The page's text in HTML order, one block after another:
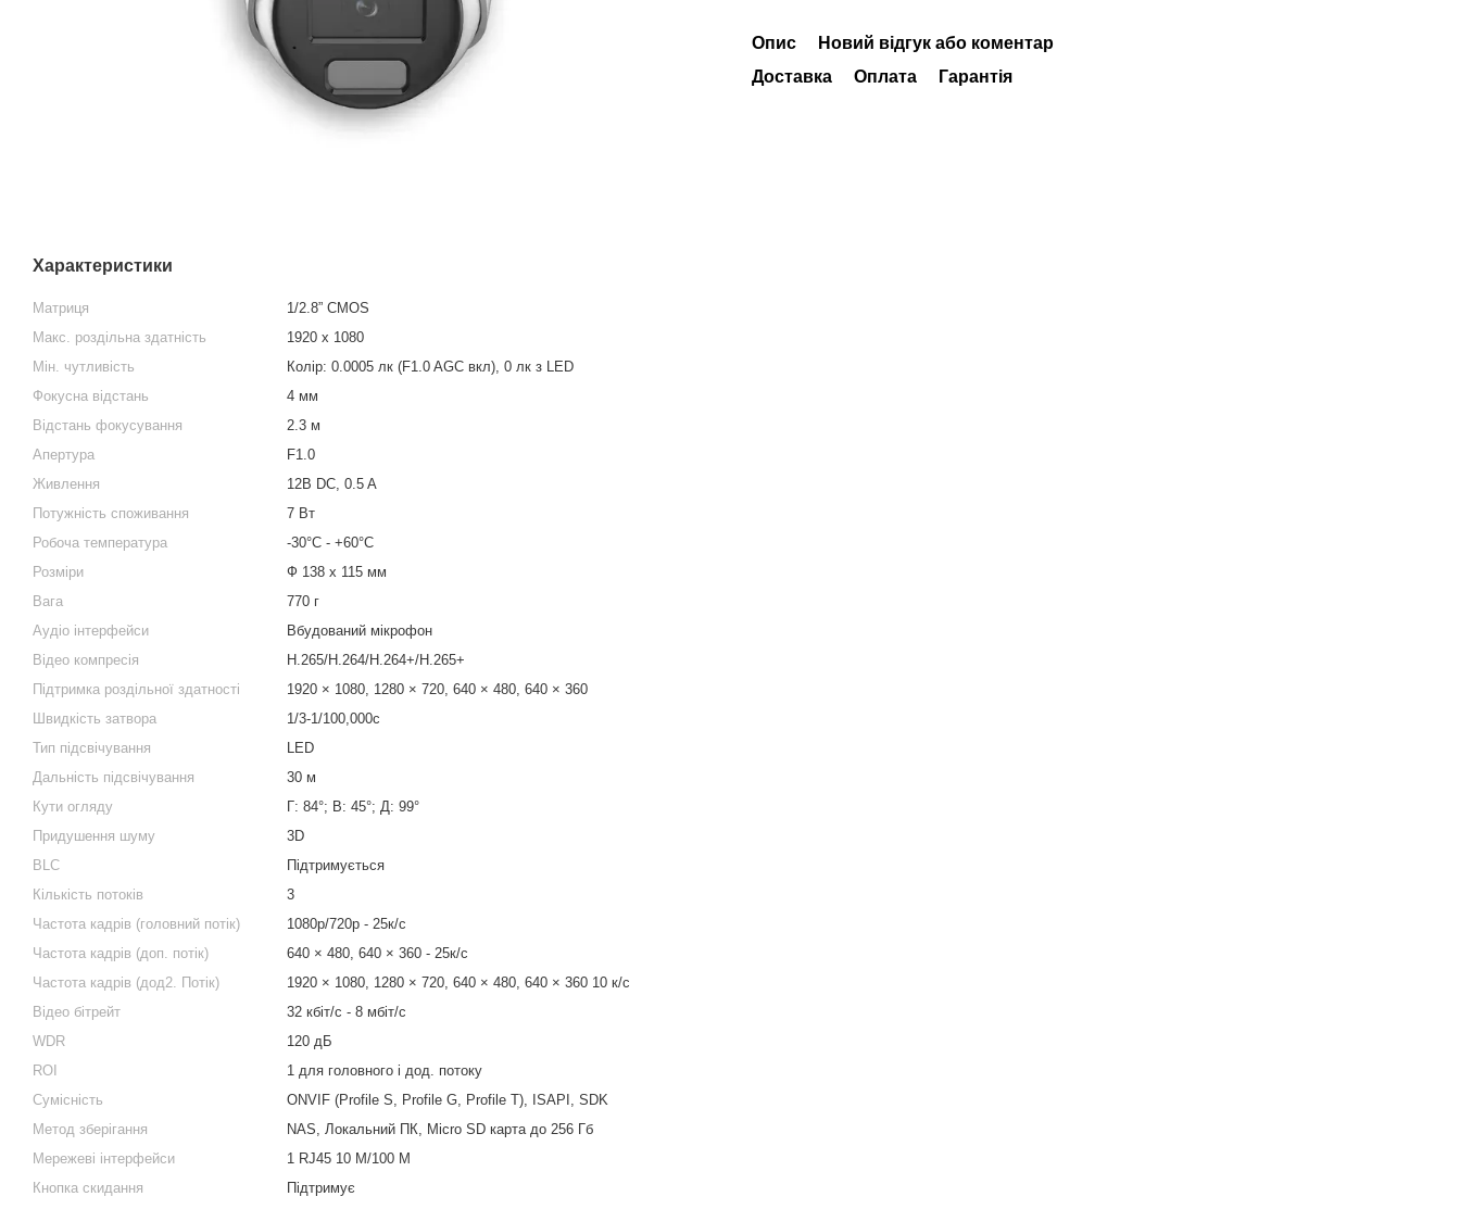
Характеристики
Матриця
1/2.8” CMOS
Макс. роздільна здатність
1920 x 1080
Мін. чутливість
Колір: 0.0005 лк (F1.0 AGC вкл), 0 лк з LED
Фокусна відстань
4 мм
Відстань фокусування
2.3 м
Апертура
F1.0
Живлення
12В DC, 0.5 A
Потужність споживання
7 Вт
Робоча температура
-30°C - +60°C
Розміри
Ф 138 х 115 мм
Вага
770 г
Аудіо інтерфейси
Вбудований мікрофон
Відео компресія
H.265/H.264/H.264+/H.265+
Підтримка роздільної здатності
1920 × 1080, 1280 × 720, 640 × 480, 640 × 360
Швидкість затвора
1/3-1/100,000с
Тип підсвічування
LED
Дальність підсвічування
30 м
Кути огляду
Г: 84°; В: 45°; Д: 99°
Придушення шуму
3D
BLC
Підтримується
Кількість потоків
3
Частота кадрів (головний потік)
1080р/720р - 25к/с
Частота кадрів (доп. потік)
640 × 480, 640 × 360 - 25к/с
Частота кадрів (дод2. Потік)
1920 × 1080, 1280 × 720, 640 × 480, 640 × 360 10 к/с
Відео бітрейт
32 кбіт/с - 8 мбіт/с
WDR
120 дБ
ROI
1 для головного і дод. потоку
Сумісність
ONVIF (Profile S, Profile G, Profile T), ISAPI, SDK
Метод зберігання
NAS, Локальний ПК, Micro SD карта до 256 Гб
Мережеві інтерфейси
1 RJ45 10 M/100 M
Кнопка скидання
Підтримує
Опис
Новий відгук або коментар
Доставка
Оплата Гарантія